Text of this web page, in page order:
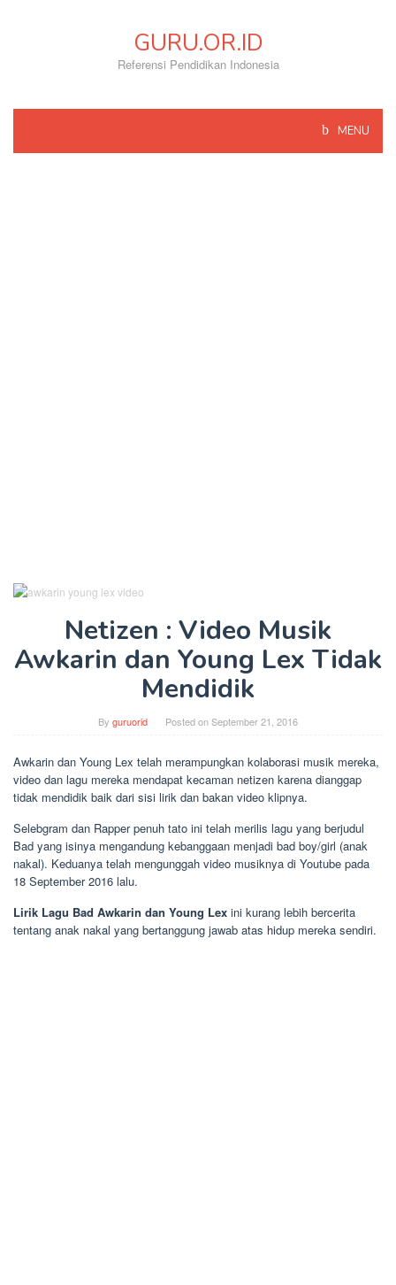
GURU.OR.ID
Referensi Pendidikan Indonesia
MENU
Netizen : Video Musik
Awkarin dan Young Lex Tidak
Mendidik
By guruorid Posted onSeptember 21, 2016
Awkarin dan Young Lex telah merampungkan kolaborasi musik mereka,
video dan lagu mereka mendapat kecaman netizen karena dianggap
tidak mendidik baik dari sisi lirik dan bakan video klipnya.
Selebgram dan Rapper penuh tato ini telah merilis lagu yang berjudul
Bad yang isinya mengandung kebanggaan menjadi bad boy/girl (anak
nakal). Keduanya telah mengunggah video musiknya di Youtube pada
18 September 2016 lalu.
Lirik Lagu Bad Awkarin dan Young Lex ini kurang lebih bercerita
tentang anak nakal yang bertanggung jawab atas hidup mereka sendiri.